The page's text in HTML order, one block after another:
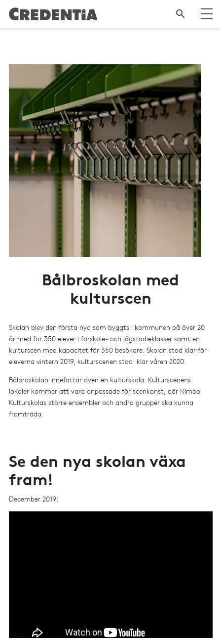
Bålbroskolan med
kulturscen
Skolan blev den första nya som byggts i kommunen på över 20
år med för 350 elever i förskole- och lågstadieklasser samt en
kulturscen med kapacitet för 350 besökare. Skolan stod klar för
eleverna vintern 2019, kulturscenen stod klar våren 2020.
Bålbroskolan innefattar även en kulturskola. Kulturscenens
lokaler kommer att vara anpassade för scenkonst, där Rimbo
Kulturskolas större ensembler och andra grupper ska kunna
framträda.
Se den nya skolan växa
fram!
December 2019: